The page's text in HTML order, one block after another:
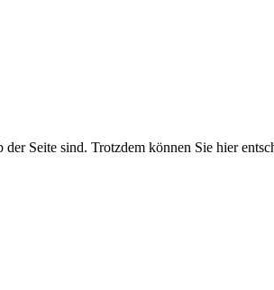
Seite sind. Trotzdem können Sie hier